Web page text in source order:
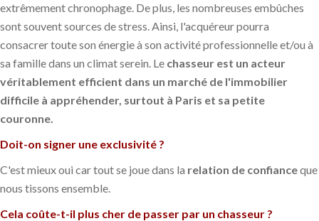
extrêmement chronophage. De plus, les nombreuses embûches
sont souvent sources de stress. Ainsi, l'acquéreur pourra
consacrer toute son énergie à son activité professionnelle et/ou à
sa famille dans un climat serein. Le chasseur est un acteur
véritablement efficient dans un marché de l'immobilier
difficile à appréhender, surtout à Paris et sa petite
couronne.
Doit-on signer une exclusivité ?
C'est mieux oui car tout se joue dans la relation de confianceque
nous tissons ensemble.
Cela coûte-t-il plus cher de passer par un chasseur ?